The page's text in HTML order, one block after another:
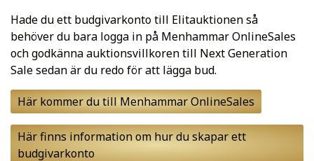
Hade du ett budgivarkonto till Elitauktionen så
behöver du bara logga in på Menhammar OnlineSales
och godkänna auktionsvillkoren till Next Generation
Sale sedan är du redo för att lägga bud.
Här kommer du till Menhammar OnlineSales
Här finns information om hur du skapar ett
budgivarkonto